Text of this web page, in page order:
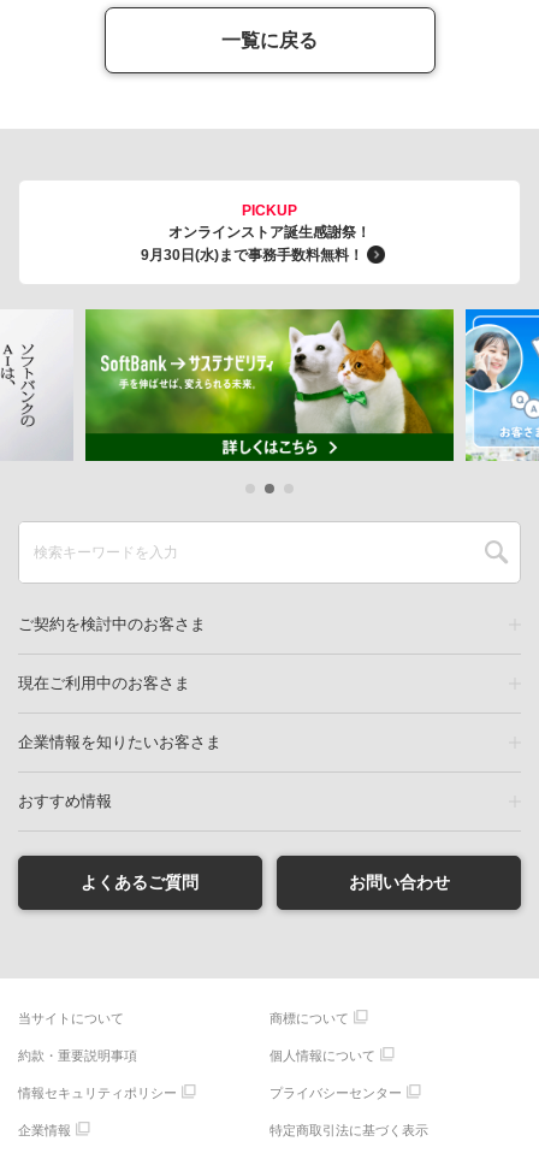
一覧に戻る
PICKUP
オンラインストア誕生感謝祭！
9月30日(水)まで事務手数料無料！
ご契約を検討中のお客さま
現在ご利用中のお客さま
企業情報を知りたいお客さま
おすすめ情報
よくあるご質問 お問い合わせ
当サイトについて 商標について
約款・重要説明事項 個人情報について
情報セキュリティポリシー プライバシーセンター
企業情報 特定商取引法に基づく表示